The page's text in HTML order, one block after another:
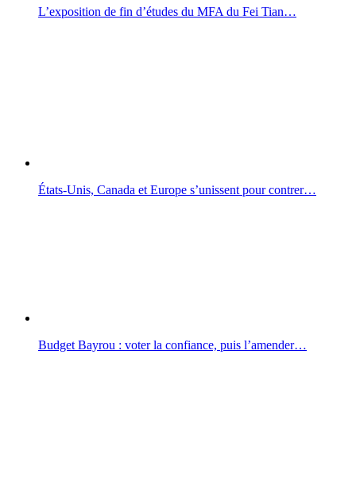
L’exposition de fin d’études du MFA du Fei Tian…
États-Unis, Canada et Europe s’unissent pour contrer…
Budget Bayrou : voter la confiance, puis l’amender…